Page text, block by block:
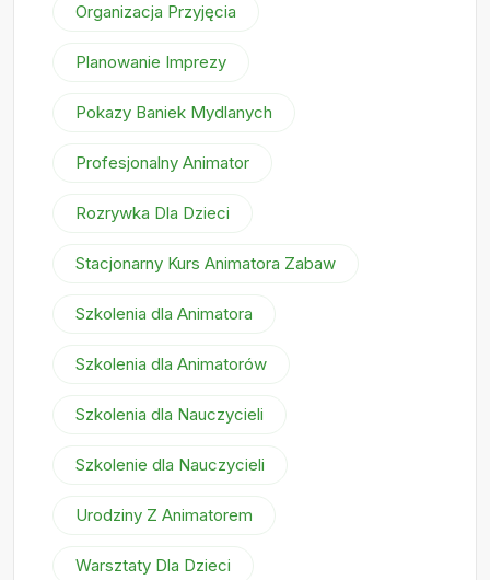
Organizacja Przyjęcia
Planowanie Imprezy
Pokazy Baniek Mydlanych
Profesjonalny Animator
Rozrywka Dla Dzieci
Stacjonarny Kurs Animatora Zabaw
Szkolenia dla Animatora
Szkolenia dla Animatorów
Szkolenia dla Nauczycieli
Szkolenie dla Nauczycieli
Urodziny Z Animatorem
Warsztaty Dla Dzieci